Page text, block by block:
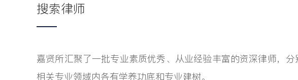
搜索律师
嘉贤所汇聚了一批专业素质优秀、从业经验丰富的资深律师，
相关专业领域内各有学养功底和专业建树。